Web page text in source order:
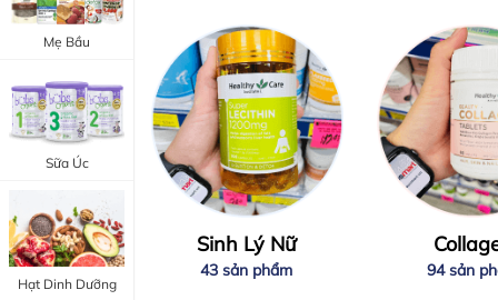
Bổ Khớp - Xương
Bổ Não - Tim Mạch
Canxi - Vitamin D
"Thực Phẩm Chức Năng Úc"
Trang Điểm Mắt
Trang Điểm Môi
Tẩy Trang - Toner
Dụng Cụ Trang Điểm
"Chăm Sóc Sắc Đẹp"
Mẹ Bầu
Sữa Úc
Hạt Dinh Dưỡng
Sinh Lý Nữ
43 sản phẩm 94 sản